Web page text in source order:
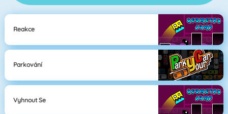
Reakce
Parkování
Vyhnout Se